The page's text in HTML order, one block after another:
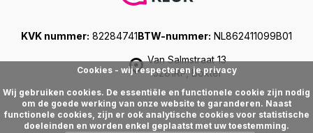
Van Salmstraat 13
5281RP, Boxtel
KVK nummer: 82284741BTW-nummer: NL862411099B01
Cookies - wij respecteren je privacy
Wij gebruiken cookies. De essentiële en functionele cookie zijn nodig
om de goede werking van onze website te garanderen. Naast
functionele cookies, zijn er ook analytische cookies voor statistische
doeleinden en worden enkel geplaatst met uw toestemming.